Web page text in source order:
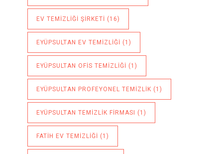
EV TEMIZLIĞI ŞIRKETI (16)
EYÜPSULTAN EV TEMIZLIĞI (1)
EYÜPSULTAN OFIS TEMIZLIĞI (1)
EYÜPSULTAN PROFEYONEL TEMIZLIK (1)
EYÜPSULTAN TEMIZLIK FIRMASI (1)
FATIH EV TEMIZLIĞI (1)